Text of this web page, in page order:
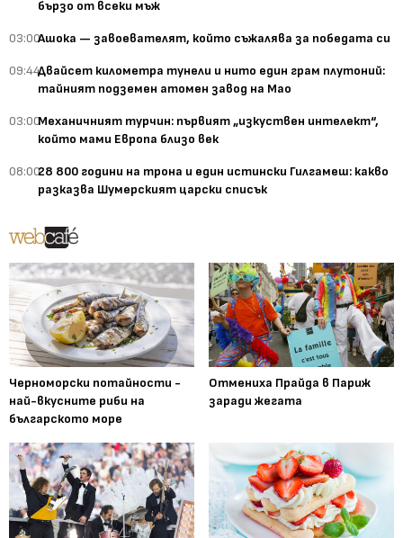
бързо от всеки мъж
03:00Ашока — завоевателят, който съжалява за победата си
09:44Двайсет километра тунели и нито един грам плутоний:
тайният подземен атомен завод на Мао
03:00Механичният турчин: първият „изкуствен интелект“,
който мами Европа близо век
08:0028 800 години на трона и един истински Гилгамеш: какво
разказва Шумерският царски списък
Черноморски потайности -
най-вкусните риби на
българското море
Отмениха Прайда в Париж
заради жегата